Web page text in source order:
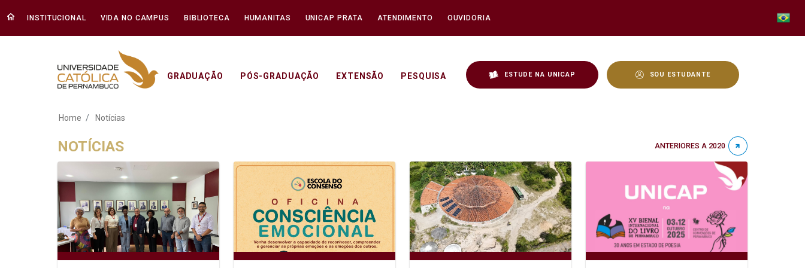
INSTITUCIONAL VIDA NO CAMPUS BIBLIOTECA HUMANITAS UNICAP PRATA ATENDIMENTO OUVIDORIA
GRADUAÇÃO PÓS-GRADUAÇÃO EXTENSÃO PESQUISA ESTUDE NA UNICAP SOU ESTUDANTE
Notícias - Unicap
Home Notícias
NOTÍCIAS ANTERIORES A 2020